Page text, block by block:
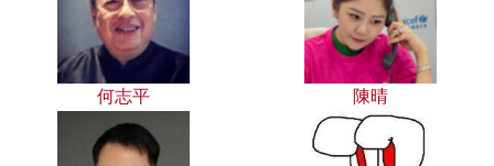
何志平 陳晴